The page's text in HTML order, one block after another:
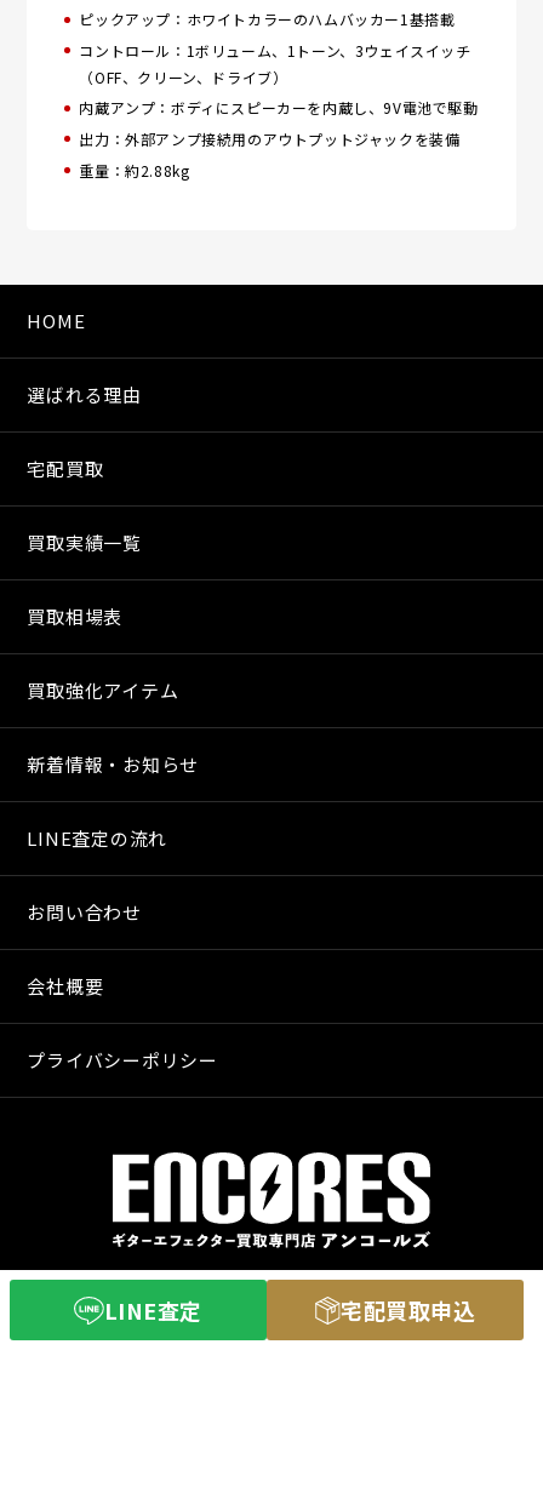
ピックアップ：​ホワイトカラーのハムバッカー1基搭載
コントロール：​1ボリューム、1トーン、3ウェイスイッチ
（OFF、クリーン、ドライブ）
内蔵アンプ：​ボディにスピーカーを内蔵し、9V電池で駆動
出力：​外部アンプ接続用のアウトプットジャックを装備
重量：​約2.88kg
LINE査定 宅配買取申込
HOME
選ばれる理由
宅配買取
買取実績一覧
買取相場表
買取強化アイテム
新着情報・お知らせ
LINE査定の流れ
お問い合わせ
会社概要
プライバシーポリシー
〒640-8255
和歌山市和歌山市舟津町３丁目３
営業時間 11：00〜20：00